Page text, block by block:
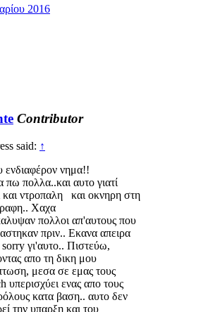
2016
Contributor
said: ↑
ενδιαφέρον νημα!!
πω πολλα..και αυτο γιατί
και ντροπαλη και οκνηρη στη
Χαχα
πολλοι απ'αυτους που
πριν.. Εκανα απειρα
γι'αυτο.. Πιστεύω,
απο τη δικη μου
μεσα σε εμας τους
υπερισχύει ενας απο τους
κατα βαση.. αυτο δεν
την υπαρξη και του